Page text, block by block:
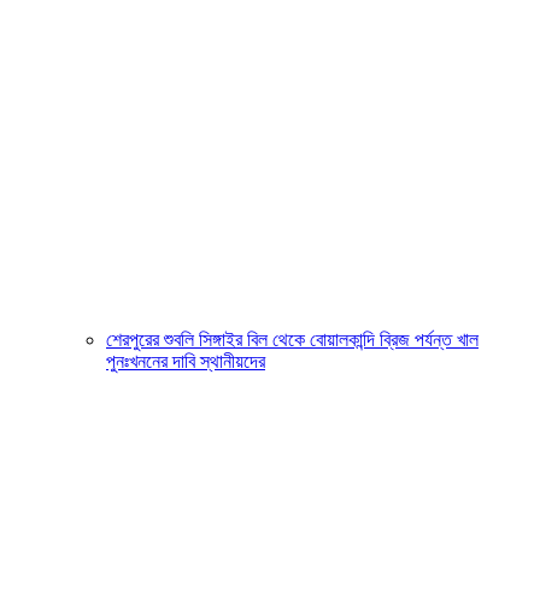
শেরপুরের শুবলি সিঙ্গাইর বিল থেকে বোয়ালকান্দি ব্রিজ পর্যন্ত খাল
পুনঃখননের দাবি স্থানীয়দের